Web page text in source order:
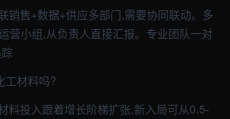
销售+数据+供应多部门,需要协同联动。多
营小组,从负责人直接汇报。专业团队一对
工材料吗?
料投入跟着增长阶梯扩张,新入局可从0.5-